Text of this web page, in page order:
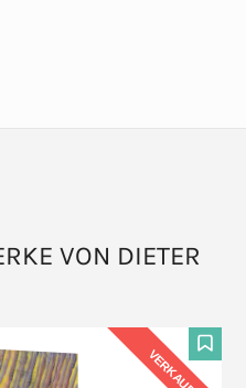
VON DIETER
F
VERKAUFT